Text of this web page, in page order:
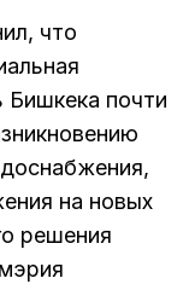
что
почти
на новых
решения